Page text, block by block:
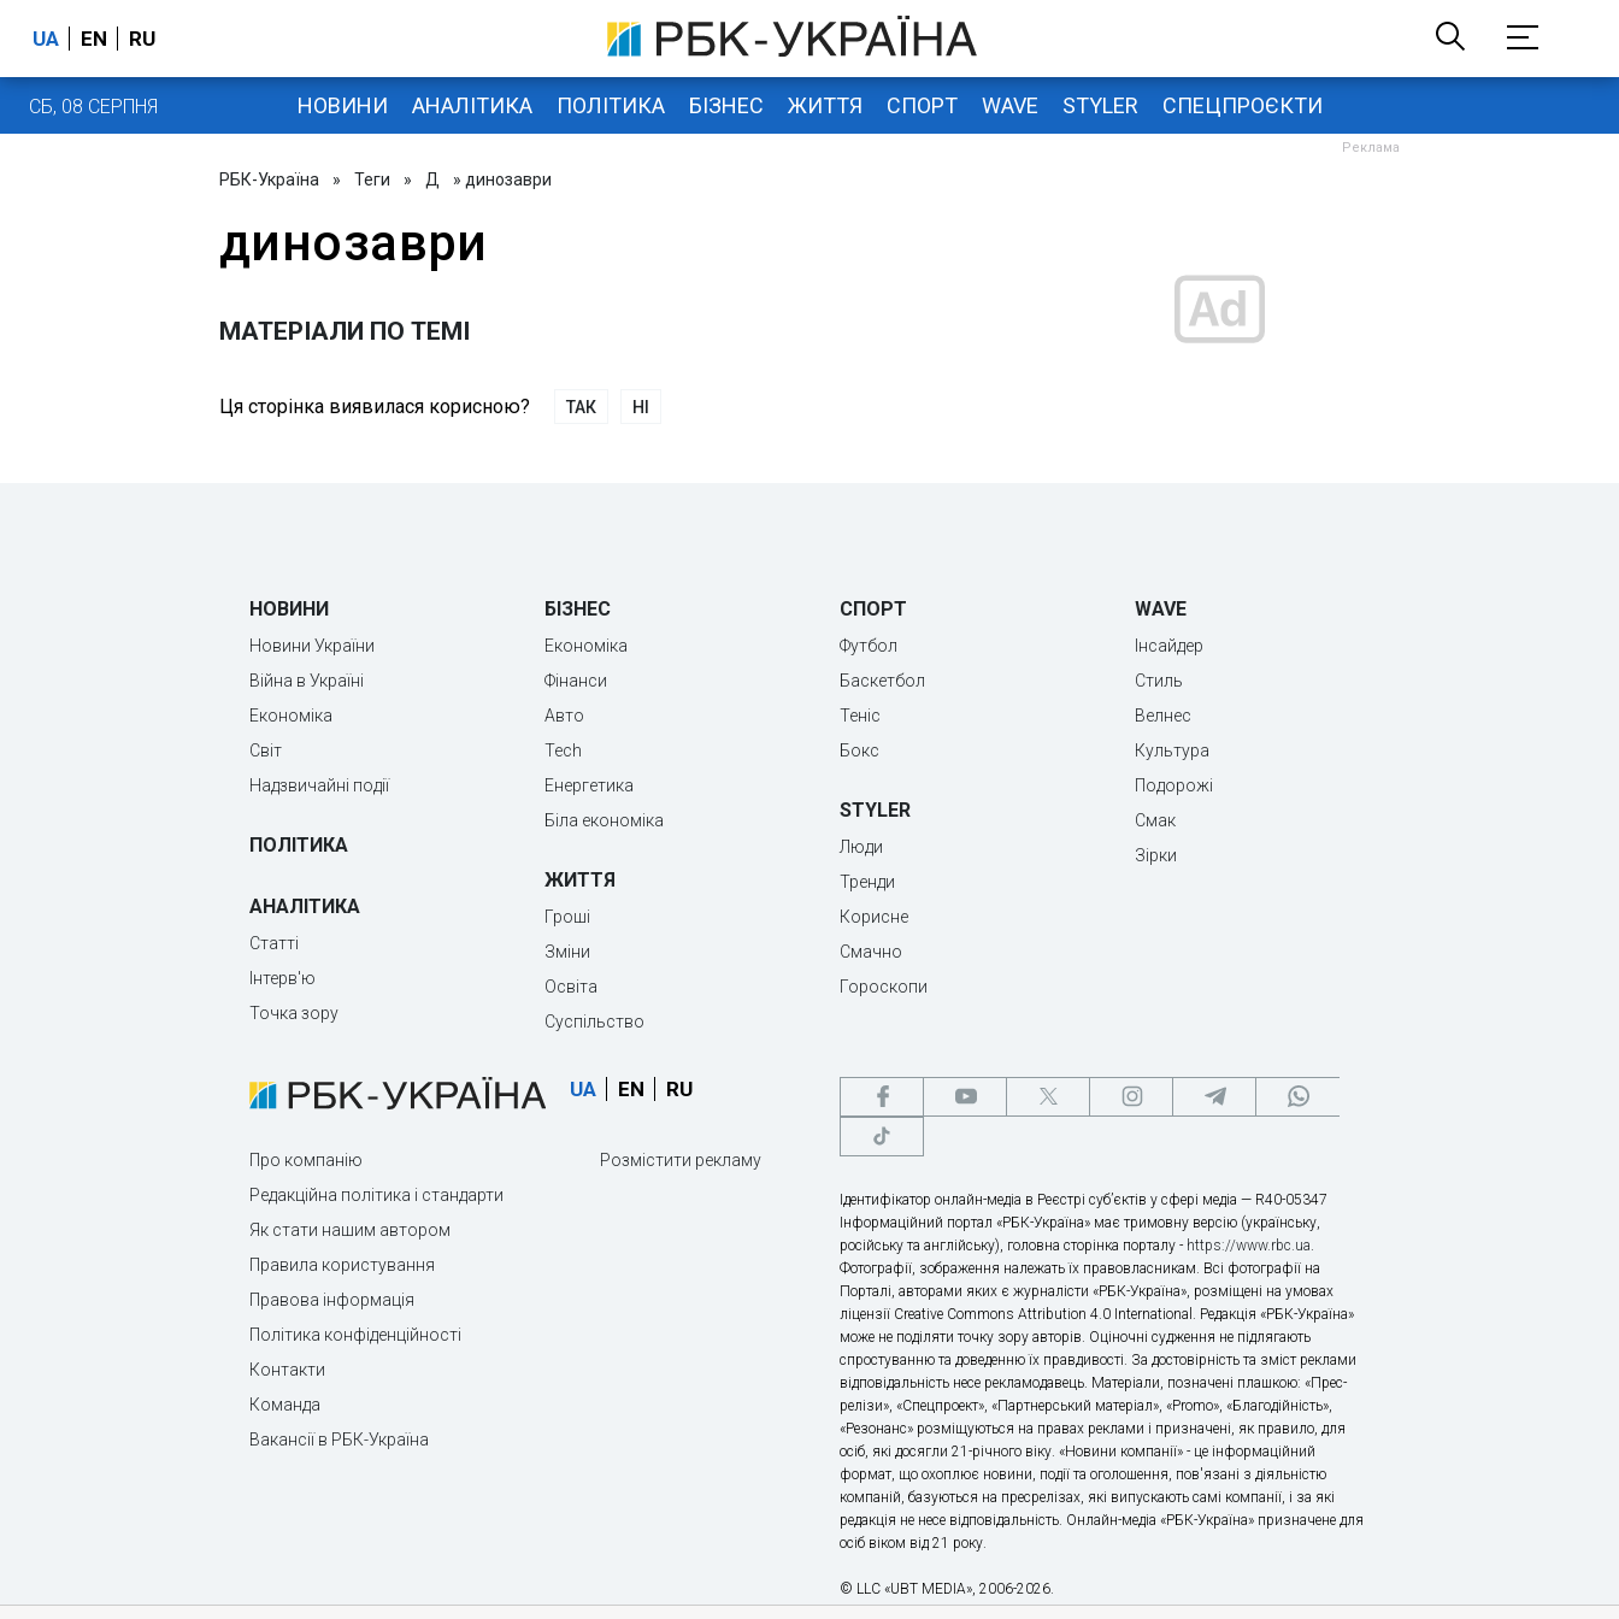
UA EN RU
СБ, 08 СЕРПНЯ НОВИНИ АНАЛІТИКА ПОЛІТИКА БІЗНЕС ЖИТТЯ СПОРТ WAVE STYLER СПЕЦПРОЄКТИ
РБК-Україна » Теги » Д » динозаври
динозаври
МАТЕРІАЛИ ПО ТЕМІ
Ця сторінка виявилася корисною? ТАК НІ
НОВИНИ
Новини України
Війна в Україні
Економіка
Світ
Надзвичайні події
ПОЛІТИКА
АНАЛІТИКА
Статті
Інтерв'ю
Точка зору
БІЗНЕС
Економіка
Фінанси
Авто
Tech
Енергетика
Біла економіка
ЖИТТЯ
Гроші
Зміни
Освіта
Суспільство
СПОРТ
Футбол
Баскетбол
Теніс
Бокс
STYLER
Люди
Тренди
Корисне
Смачно
Гороскопи
WAVE
Інсайдер
Стиль
Велнес
Культура
Подорожі
Смак
Зірки
UA EN RU
Про компанію
Редакційна політика і стандарти
Як стати нашим автором
Правила користування
Правова інформація
Політика конфіденційності
Контакти
Команда
Вакансії в РБК-Україна
Розмістити рекламу
Ідентифікатор онлайн-медіа в Реєстрі суб’єктів у сфері медіа — R40-05347
Інформаційний портал «РБК-Україна» має тримовну версію (українську,
російську та англійську), головна сторінка порталу - https://www.rbc.ua.
Фотографії, зображення належать їх правовласникам. Всі фотографії на
Порталі, авторами яких є журналісти «РБК-Україна», розміщені на умовах
ліцензії Creative Commons Attribution 4.0 International. Редакція «РБК-Україна»
може не поділяти точку зору авторів. Оціночні судження не підлягають
спростуванню та доведенню їх правдивості. За достовірність та зміст реклами
відповідальність несе рекламодавець. Матеріали, позначені плашкою: «Прес-
релізи», «Спецпроект», «Партнерський матеріал», «Promo», «Благодійність»,
«Резонанс» розміщуються на правах реклами і призначені, як правило, для
осіб, які досягли 21-річного віку. «Новини компанії» - це інформаційний
формат, що охоплює новини, події та оголошення, пов'язані з діяльністю
компаній, базуються на пресрелізах, які випускають самі компанії, і за які
редакція не несе відповідальність. Онлайн-медіа «РБК-Україна» призначене для
осіб віком від 21 року.
© LLC «UBT MEDIA», 2006-2026.